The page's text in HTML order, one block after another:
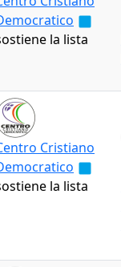
la lista
Cristiano
la lista